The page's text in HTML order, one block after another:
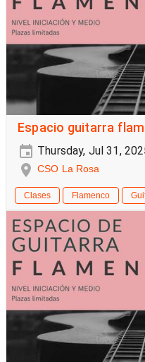
Espacio guitarra
Thursday, Jul 31,
CSO La Rosa
Clases Flamenco